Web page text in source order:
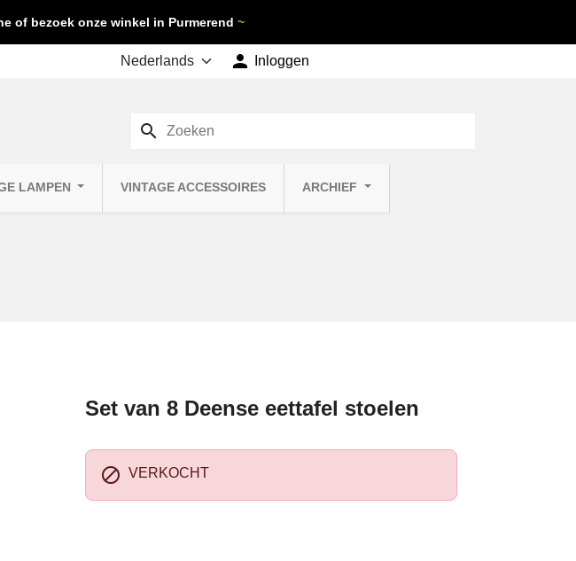
of bezoek onze winkel in Purmerend ~
 Inloggen
LAMPEN VINTAGE ACCESSOIRES ARCHIEF
search
Set van 8 Deense eettafel stoelen
 VERKOCHT